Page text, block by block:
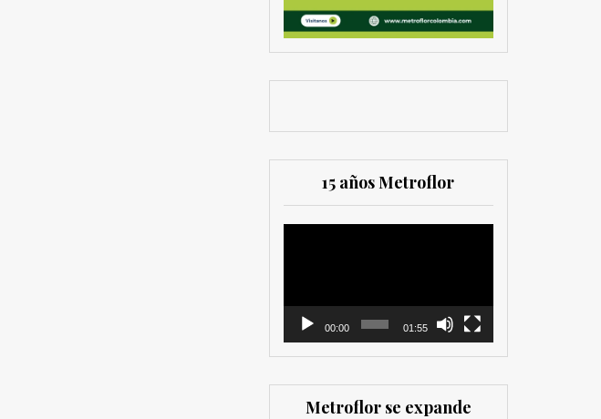
15 años Metroflor
00:00 01:55
Metroflor se expande